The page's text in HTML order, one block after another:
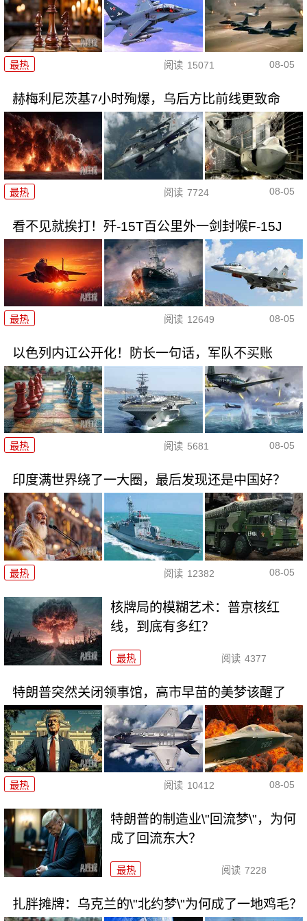
最热 阅读 15071 08-05
赫梅利尼茨基7小时殉爆，乌后方比前线更致命
最热 阅读 7724 08-05
看不见就挨打！歼-15T百公里外一剑封喉F-15J
最热 阅读 12649 08-05
以色列内讧公开化！防长一句话，军队不买账
最热 阅读 5681 08-05
印度满世界绕了一大圈，最后发现还是中国好？
最热 阅读 12382 08-05
核牌局的模糊艺术：普京核红
线，到底有多红？
最热 阅读 4377
特朗普突然关闭领事馆，高市早苗的美梦该醒了
最热 阅读 10412 08-05
特朗普的制造业\"回流梦\"，为何
成了回流东大？
最热 阅读 7228
扎胖摊牌：乌克兰的\"北约梦\"为何成了一地鸡毛？